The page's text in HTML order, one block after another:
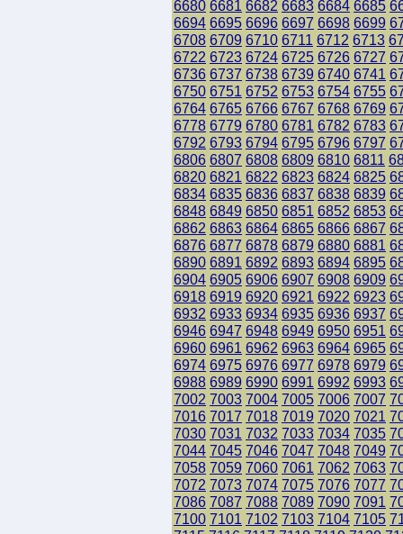
6680 6681 6682 6683 6684 6685
6694 6695 6696 6697 6698 6699
6708 6709 6710 6711 6712 6713
6722 6723 6724 6725 6726 6727
6736 6737 6738 6739 6740 6741
6750 6751 6752 6753 6754 6755
6764 6765 6766 6767 6768 6769
6778 6779 6780 6781 6782 6783
6792 6793 6794 6795 6796 6797
6806 6807 6808 6809 6810 6811
6820 6821 6822 6823 6824 6825
6834 6835 6836 6837 6838 6839
6848 6849 6850 6851 6852 6853
6862 6863 6864 6865 6866 6867
6876 6877 6878 6879 6880 6881
6890 6891 6892 6893 6894 6895
6904 6905 6906 6907 6908 6909
6918 6919 6920 6921 6922 6923
6932 6933 6934 6935 6936 6937
6946 6947 6948 6949 6950 6951
6960 6961 6962 6963 6964 6965
6974 6975 6976 6977 6978 6979
6988 6989 6990 6991 6992 6993
7002 7003 7004 7005 7006 7007
7016 7017 7018 7019 7020 7021
7030 7031 7032 7033 7034 7035
7044 7045 7046 7047 7048 7049
7058 7059 7060 7061 7062 7063
7072 7073 7074 7075 7076 7077
7086 7087 7088 7089 7090 7091
7100 7101 7102 7103 7104 7105